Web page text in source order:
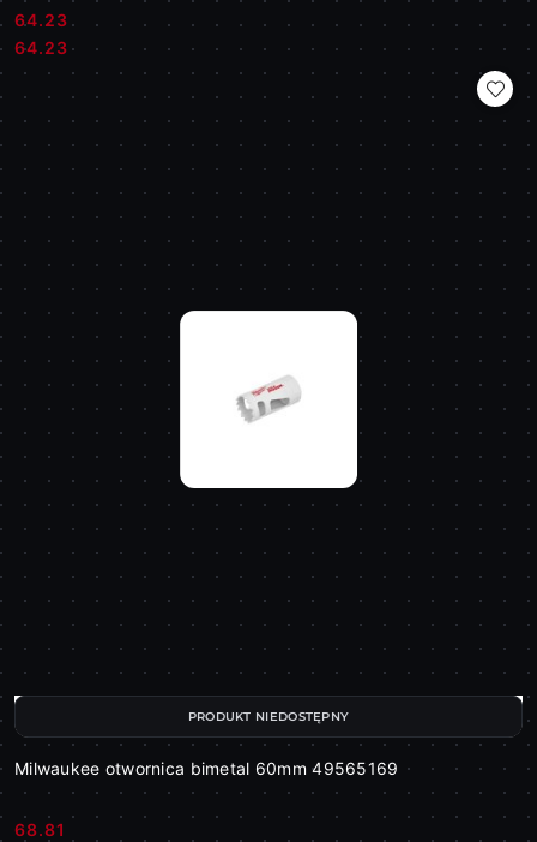
Cena:
64.23
Cena:
64.23
Milwaukee otwornica bimetal 60mm 49565169
68.81
PRODUKT NIEDOSTĘPNY